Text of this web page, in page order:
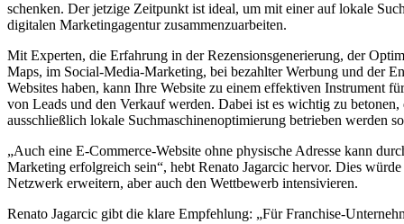
schenken. Der jetzige Zeitpunkt ist ideal, um mit einer auf lokale
digitalen Marketingagentur zusammenzuarbeiten.
Mit Experten, die Erfahrung in der Rezensionsgenerierung, der
Maps, im Social-Media-Marketing, bei bezahlter Werbung und der
Websites haben, kann Ihre Website zu einem effektiven Instrument
von Leads und den Verkauf werden. Dabei ist es wichtig zu betonen,
ausschließlich lokale Suchmaschinenoptimierung betrieben werden
„Auch eine E-Commerce-Website ohne physische Adresse kann
Marketing erfolgreich sein“, hebt Renato Jagarcic hervor. Dies
Netzwerk erweitern, aber auch den Wettbewerb intensivieren.
Renato Jagarcic gibt die klare Empfehlung: „Für Franchise-